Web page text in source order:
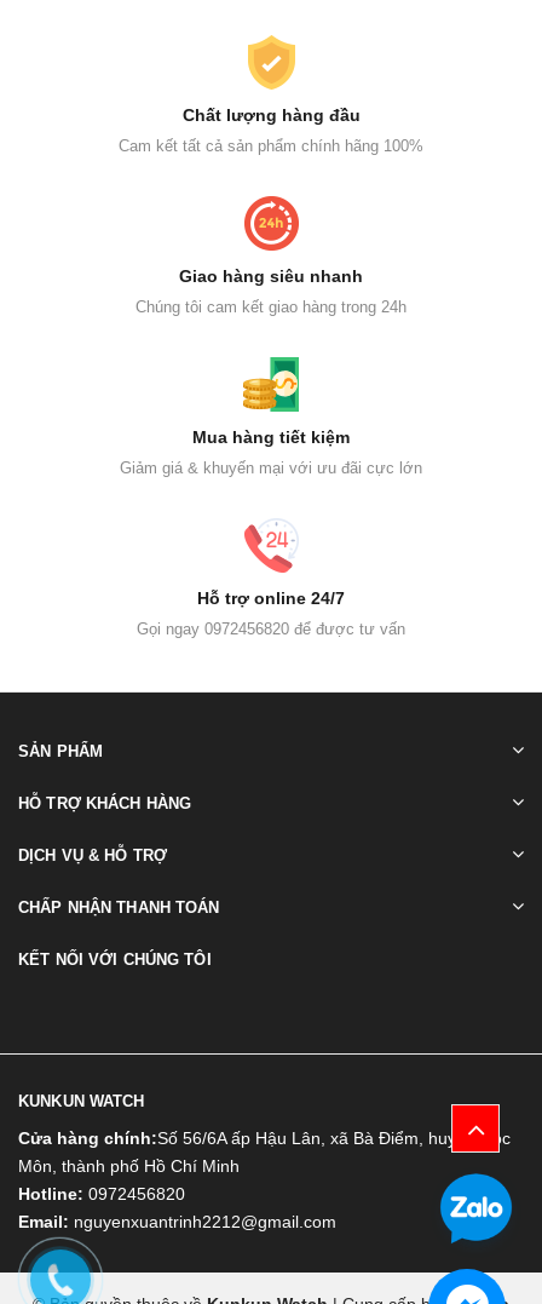
Chất lượng hàng đầu
Cam kết tất cả sản phẩm chính hãng 100%
Giao hàng siêu nhanh
Chúng tôi cam kết giao hàng trong 24h
Mua hàng tiết kiệm
Giảm giá & khuyến mại với ưu đãi cực lớn
Hỗ trợ online 24/7
Gọi ngay 0972456820 để được tư vấn
SẢN PHẨM
HỖ TRỢ KHÁCH HÀNG
DỊCH VỤ & HỖ TRỢ
CHẤP NHẬN THANH TOÁN
KẾT NỐI VỚI CHÚNG TÔI
KUNKUN WATCH
Cửa hàng chính:Số 56/6A ấp Hậu Lân, xã Bà Điểm, huyện Hóc
Môn, thành phố Hồ Chí Minh
Hotline: 0972456820
Email: nguyenxuantrinh2212@gmail.com